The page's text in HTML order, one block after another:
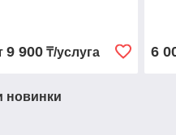
9 900₸/услуга 6
новинки